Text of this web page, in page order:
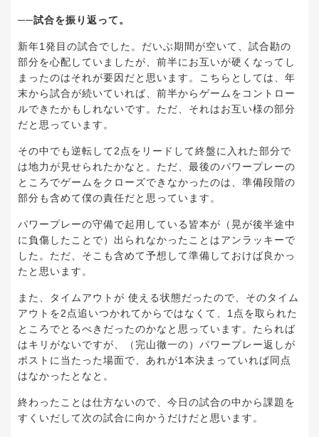
──試合を振り返って。
新年1発目の試合でした。だいぶ期間が空いて、試合勘の
部分を心配していましたが、前半にお互いが硬くなってし
まったのはそれが要因だと思います。こちらとしては、年
末から試合が続いていれば、前半からゲームをコントロー
ルできたかもしれないです。ただ、それはお互い様の部分
だと思っています。
その中でも逆転して2点をリードして終盤に入れた部分で
は地力が見せられたかなと。ただ、最後のパワープレーの
ところでゲームをクローズできなかったのは、準備段階の
部分も含めて僕の責任だと思っています。
パワープレーの守備で起用している皆本が（晃が後半途中
に負傷したことで）出られなかったことはアンラッキーで
した。ただ、そこも含めて予想して準備しておけば良かっ
たと思います。
また、タイムアウトが 使える状態だったので、そのタイム
アウトを2点追いつかれてからではなくて、1点を取られた
ところでとるべきだったのかなと思っています。たられば
はキリがないですが、（完山徹一の）パワープレー返しが
ポストに当たった場面で、あれが1本決まっていれば同点
はなかったとなと。
終わったことは仕方ないので、今日の試合の中から課題を
すくいだして次の試合に向かうだけだと思います。